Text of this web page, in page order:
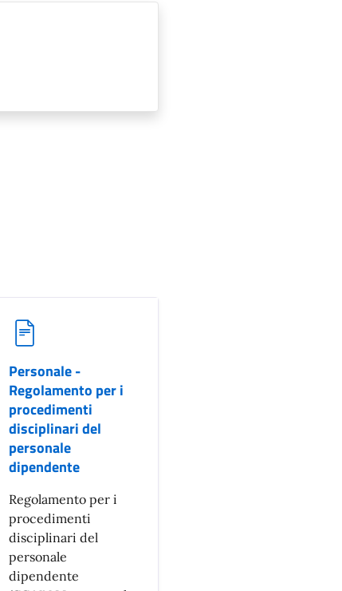
Personale -
Regolamento per i
procedimenti
disciplinari del
personale
dipendente
Regolamento per i
procedimenti
disciplinari del
personale
dipendente